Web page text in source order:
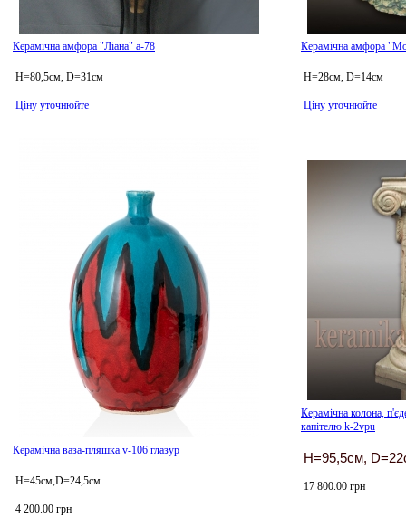
Керамічна амфора "Ліана" а-78
H=80,5см, D=31см
Ціну уточнюйте
Керамічна амфора
H=28см, D=14см
Ціну уточнюйте
Керамічна ваза-пляшка v-106 глазур
Н=45см,D=24,5см
4 200.00 грн
Керамічна колона,
капітелю k-2vpu
H=95,5см,
17 800.00 грн